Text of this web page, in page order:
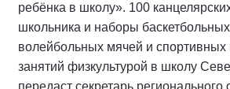
ребёнка в школу». 100
школьника и наборы
волейбольных мячей и спортивных
занятий физкультурой в школу
передаст секретарь регионального